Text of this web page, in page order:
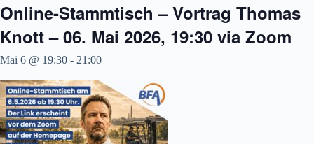
Online-Stammtisch – Vortrag Thomas
Knott – 06. Mai 2026, 19:30 via Zoom
Mai 6 @ 19:30 - 21:00